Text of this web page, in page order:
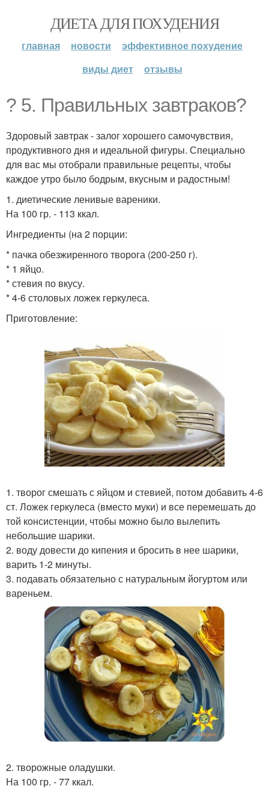
ДИЕТА ДЛЯ ПОХУДЕНИЯ
главная новости
эффективное похудение
виды диет
отзывы
? 5. Правильных завтраков?
Здоровый завтрак - залог хорошего самочувствия,
продуктивного дня и идеальной фигуры. Специально
для вас мы отобрали правильные рецепты, чтобы
каждое утро было бодрым, вкусным и радостным!
1. диетические ленивые вареники.
На 100 гр. - 113 ккал.
Ингредиенты (на 2 порции:
* пачка обезжиренного творога (200-250 г).
* 1 яйцо.
* стевия по вкусу.
* 4-6 столовых ложек геркулеса.
Приготовление:
1. творог смешать с яйцом и стевией, потом добавить 4-6
ст. Ложек геркулеса (вместо муки) и все перемешать до
той консистенции, чтобы можно было вылепить
небольшие шарики.
2. воду довести до кипения и бросить в нее шарики,
варить 1-2 минуты.
3. подавать обязательно с натуральным йогуртом или
вареньем.
2. творожные оладушки.
На 100 гр. - 77 ккал.